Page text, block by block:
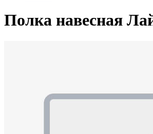
Полка навесная